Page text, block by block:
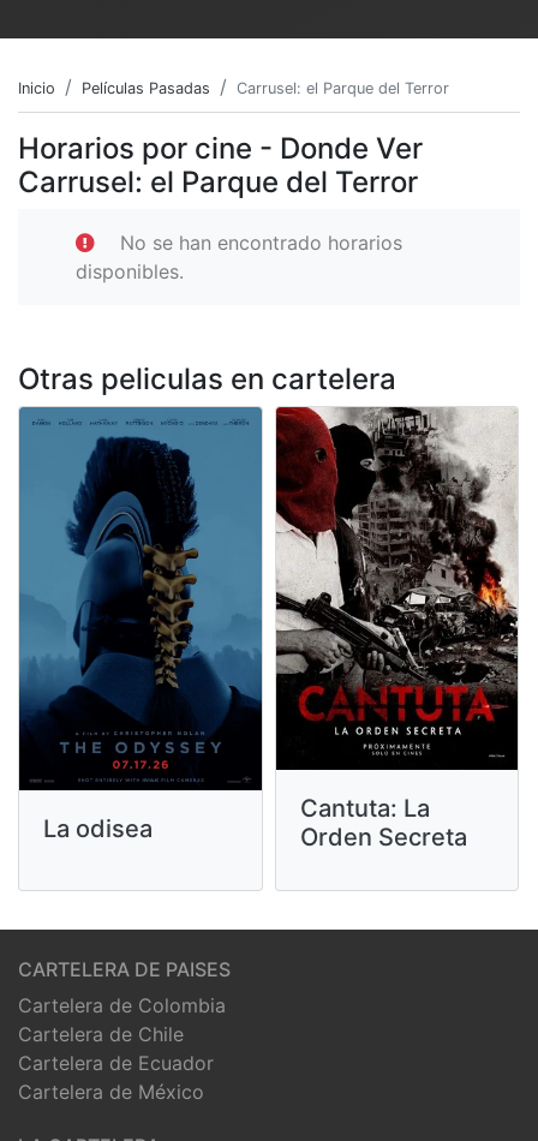
Inicio Películas Pasadas Carrusel: el Parque del Terror
Horarios por cine - Donde Ver
Carrusel: el Parque del Terror
No se han encontrado horarios
disponibles.
Otras peliculas en cartelera
La odisea
Cantuta: La
Orden Secreta
CARTELERA DE PAISES
Cartelera de Colombia
Cartelera de Chile
Cartelera de Ecuador
Cartelera de México